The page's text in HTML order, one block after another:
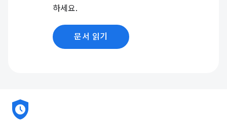
하세요.
문서 읽기
safety_check